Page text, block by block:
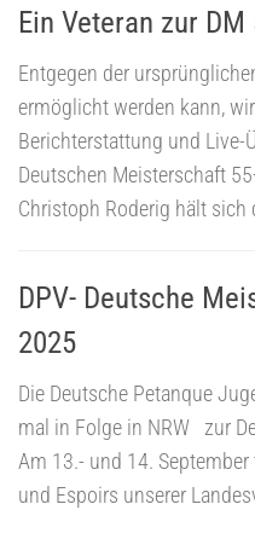
Ein Veteran zur DM
Entgegen der
ermöglicht werden kann,
Berichterstattung und Live-
Deutschen Meisterschaft
Christoph Roderig hält sich
DPV- Deutsche
2025
Die Deutsche Petanque
mal in Folge in NRW zur
Am 13.- und 14.
und Espoirs unserer